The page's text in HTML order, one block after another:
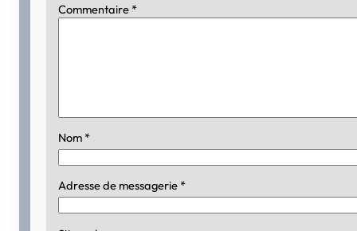
Commentaire *
Nom *
Adresse de messagerie *